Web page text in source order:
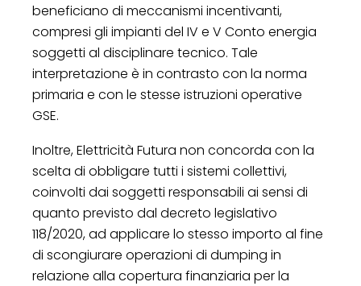
beneficiano di meccanismi incentivanti,
compresi gli impianti del IV e V Conto energia
soggetti al disciplinare tecnico. Tale
interpretazione è in contrasto con la norma
primaria e con le stesse istruzioni operative
GSE.
Inoltre, Elettricità Futura non concorda con la
scelta di obbligare tutti i sistemi collettivi,
coinvolti dai soggetti responsabili ai sensi di
quanto previsto dal decreto legislativo
118/2020, ad applicare lo stesso importo al fine
di scongiurare operazioni di dumping in
relazione alla copertura finanziaria per la